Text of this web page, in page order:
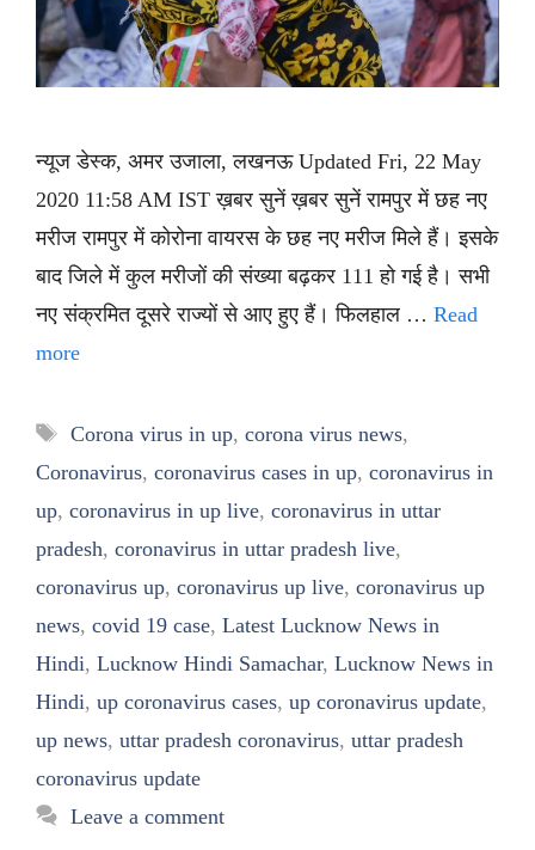
न्यूज डेस्क, अमर उजाला, लखनऊ Updated Fri, 22 May
2020 11:58 AM IST ख़बर सुनें ख़बर सुनें रामपुर में छह नए
मरीज रामपुर में कोरोना वायरस के छह नए मरीज मिले हैं। इसके
बाद जिले में कुल मरीजों की संख्या बढ़कर 111 हो गई है। सभी
नए संक्रमित दूसरे राज्यों से आए हुए हैं। फिलहाल … Read
more
Tags
Corona virus in up, corona virus news,
Coronavirus, coronavirus cases in up, coronavirus in
up, coronavirus in up live, coronavirus in uttar
pradesh, coronavirus in uttar pradesh live,
coronavirus up, coronavirus up live, coronavirus up
news, covid 19 case, Latest Lucknow News in
Hindi, Lucknow Hindi Samachar, Lucknow News in
Hindi, up coronavirus cases, up coronavirus update,
up news, uttar pradesh coronavirus, uttar pradesh
coronavirus update
Leave a comment